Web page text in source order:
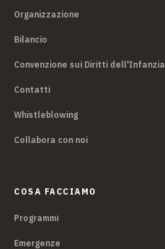
Organizzazione
Bilancio
Convenzione sui Diritti dell'Infanzia
Contatti
Whistleblowing
Collabora con noi
COSA FACCIAMO
Programmi
Emergenze